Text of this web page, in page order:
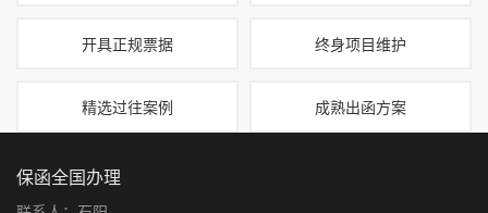
开具正规票据 终身项目维护
精选过往案例 成熟出函方案
保函全国办理